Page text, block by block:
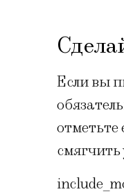
Если вы
смягчить